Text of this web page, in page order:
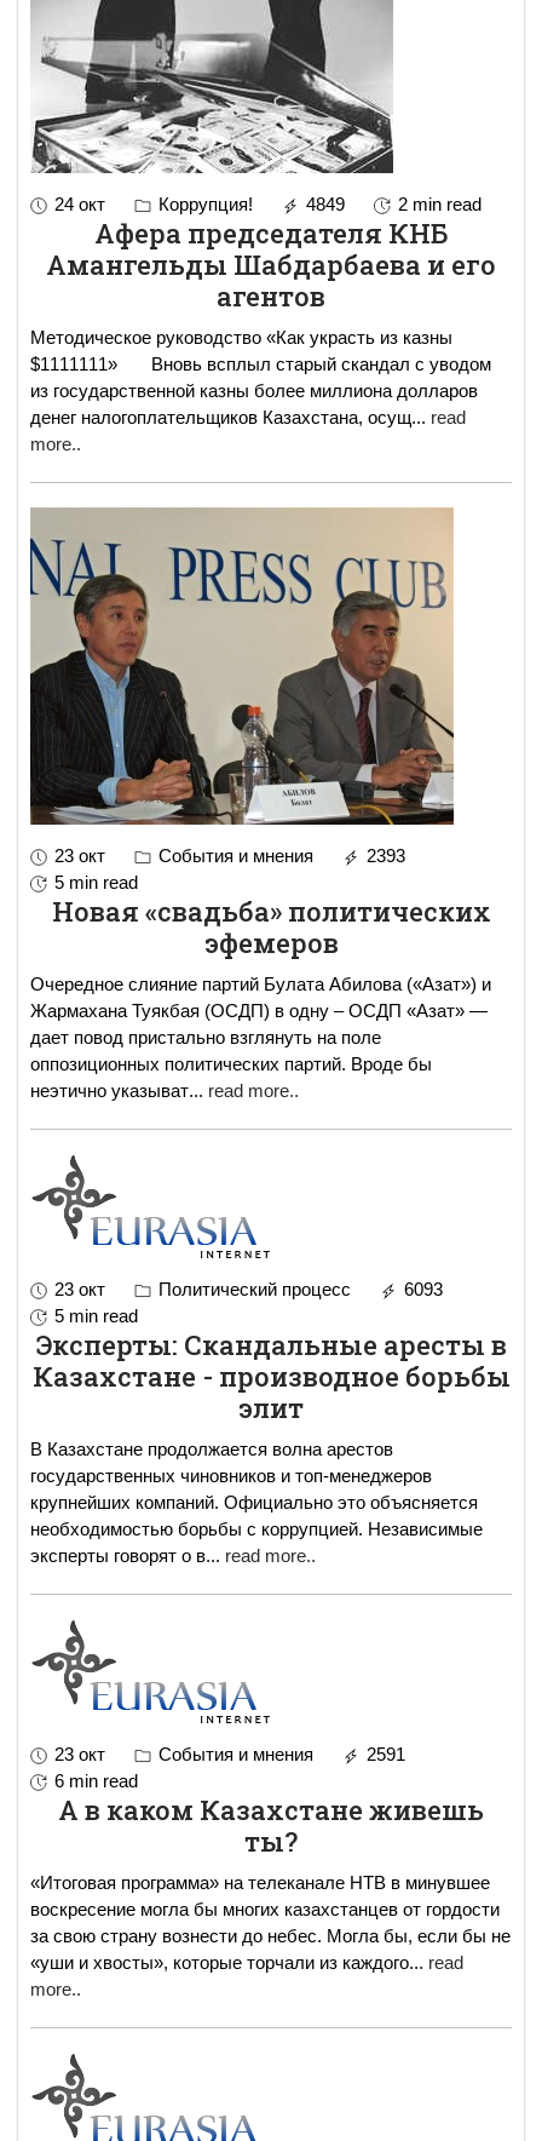
24 окт Коррупция! 4849 2 min read
Афера председателя КНБ
Амангельды Шабдарбаева и его
агентов
Методическое руководство «Как украсть из казны
$1111111» Вновь всплыл старый скандал с уводом
из государственной казны более миллиона долларов
денег налогоплательщиков Казахстана, осущ... read
more..
23 окт События и мнения
2393
5 min read
Новая «свадьба» политических
эфемеров
Очередное слияние партий Булата Абилова («Азат») и
Жармахана Туякбая (ОСДП) в одну – ОСДП «Азат» —
дает повод пристально взглянуть на поле
оппозиционных политических партий. Вроде бы
неэтично указыват... read more..
23 окт Политический процесс
6093
5 min read
Эксперты: Скандальные аресты в
Казахстане - производное борьбы
элит
В Казахстане продолжается волна арестов
государственных чиновников и топ-менеджеров
крупнейших компаний. Официально это объясняется
необходимостью борьбы с коррупцией. Независимые
эксперты говорят о в... read more..
23 окт События и мнения
2591
6 min read
А в каком Казахстане живешь
ты?
«Итоговая программа» на телеканале НТВ в минувшее
воскресение могла бы многих казахстанцев от гордости
за свою страну вознести до небес. Могла бы, если бы не
«уши и хвосты», которые торчали из каждого... read
more..